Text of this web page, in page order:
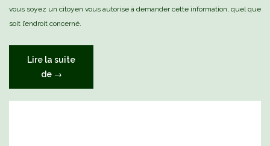
vous soyez un citoyen vous autorise à demander cette information, quel que
soit l’endroit concerné.
Lire la suite
de « Vous
avez
le
→